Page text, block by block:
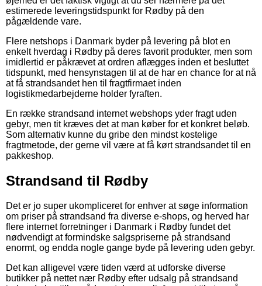
estimerede leveringstidspunkt for Rødby på den
pågældende vare.
Flere netshops i Danmark byder på levering på blot en
enkelt hverdag i Rødby på deres favorit produkter, men som
imidlertid er påkrævet at ordren aflægges inden et besluttet
tidspunkt, med hensynstagen til at de har en chance for at nå
at få strandsandet hen til fragtfirmaet inden
logistikmedarbejderne holder fyraften.
En række strandsand internet webshops yder fragt uden
gebyr, men tit kræves det at man køber for et konkret beløb.
Som alternativ kunne du gribe den mindst kostelige
fragtmetode, der gerne vil være at få kørt strandsandet til en
pakkeshop.
Strandsand til Rødby
Det er jo super ukompliceret for enhver at søge information
om priser på strandsand fra diverse e-shops, og herved har
flere internet forretninger i Danmark i Rødby fundet det
nødvendigt at formindske salgspriserne på strandsand
enormt, og endda nogle gange byde på levering uden gebyr.
Det kan alligevel være tiden værd at udforske diverse
butikker på nettet nær Rødby efter udsalg på strandsand